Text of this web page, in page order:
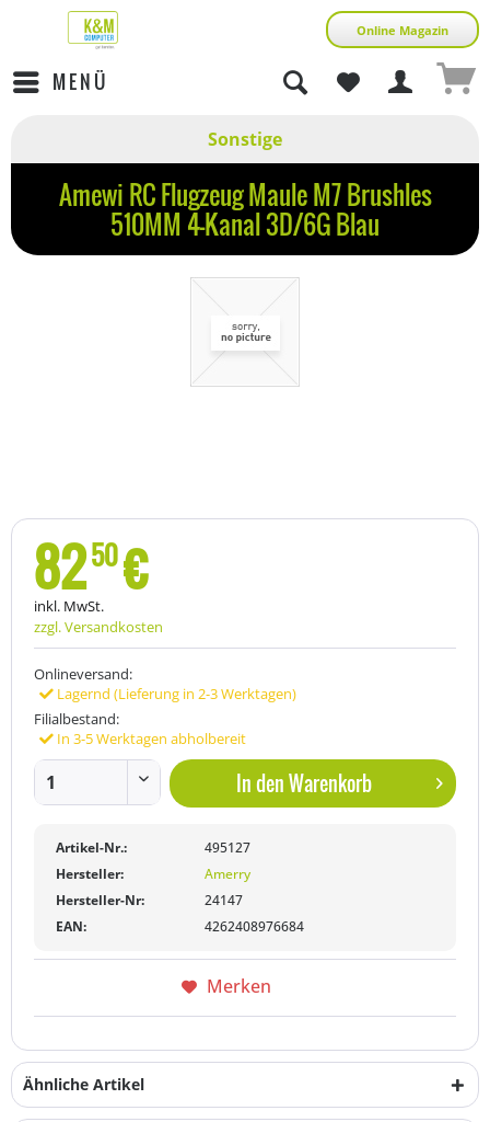
Online Magazin
MENÜ
Sonstige
Amewi RC Flugzeug Maule M7 Brushles
510MM 4-Kanal 3D/6G Blau
8250€
inkl. MwSt.
zzgl. Versandkosten
Onlineversand:
Lagernd (Lieferung in 2-3 Werktagen)
Filialbestand:
In 3-5 Werktagen abholbereit
In denWarenkorb
Artikel-Nr.:
495127
Hersteller:
Amerry
Hersteller-Nr:
24147
EAN:
4262408976684
Merken
Ähnliche Artikel